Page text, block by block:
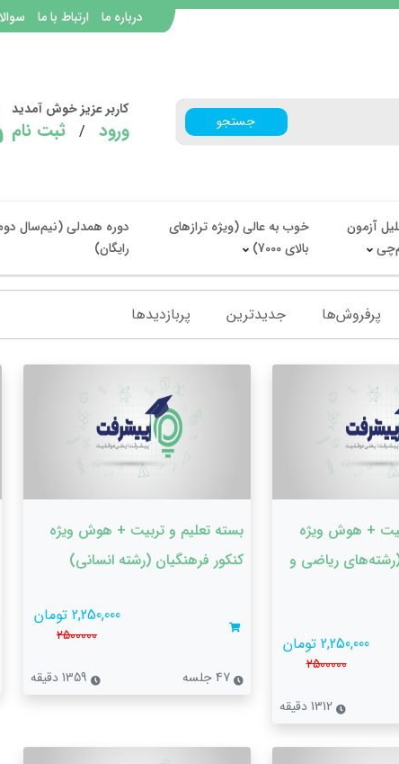
درباره ما ارتباط با ما
جستجو
کاربر عزیز خوش آمدید
ورود /ثبت نام
آزمون
خوب به عالی (ویژه ترازهای
بالای 7000)
دوره همدلی (نیم‌سال
رایگان)
پرفروش‌ها جدیدترین پربازدید‌ها
+ هوش ویژه
ریاضی و
2,250,000 تومان
2500000
1312 دقیقه
بسته تعلیم و تربیت + هوش ویژه
کنکور فرهنگیان (رشته‌ انسانی)
2,250,000 تومان
2500000
47 جلسه